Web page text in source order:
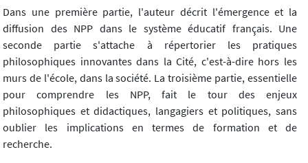
Dans une première partie, l'auteur décrit l'émergence et la
diffusion des NPP dans le système éducatif français. Une
seconde partie s'attache à répertorier les pratiques
philosophiques innovantes dans la Cité, c'est-à-dire hors les
murs de l'école, dans la société. La troisième partie, essentielle
pour comprendre les NPP, fait le tour des enjeux
philosophiques et didactiques, langagiers et politiques, sans
oublier les implications en termes de formation et de
recherche.